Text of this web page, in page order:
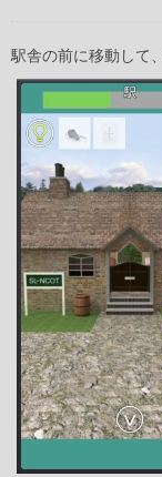
駅舎の前に移動して